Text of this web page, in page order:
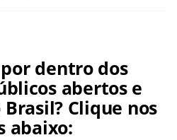
dentro dos
abertos e
Clique nos
abaixo: